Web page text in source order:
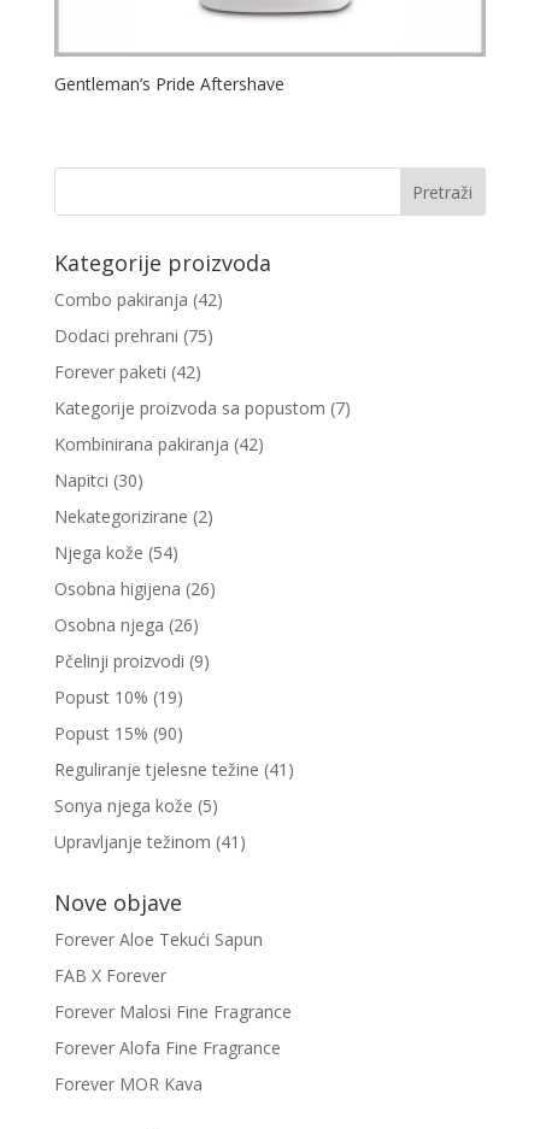
Gentleman’s Pride Aftershave
Kategorije proizvoda
Combo pakiranja (42)
Dodaci prehrani (75)
Forever paketi (42)
Kategorije proizvoda sa popustom (7)
Kombinirana pakiranja (42)
Napitci (30)
Nekategorizirane (2)
Njega kože (54)
Osobna higijena (26)
Osobna njega (26)
Pčelinji proizvodi (9)
Popust 10% (19)
Popust 15% (90)
Reguliranje tjelesne težine (41)
Sonya njega kože (5)
Upravljanje težinom (41)
Nove objave
Forever Aloe Tekući Sapun
FAB X Forever
Forever Malosi Fine Fragrance
Forever Alofa Fine Fragrance
Forever MOR Kava